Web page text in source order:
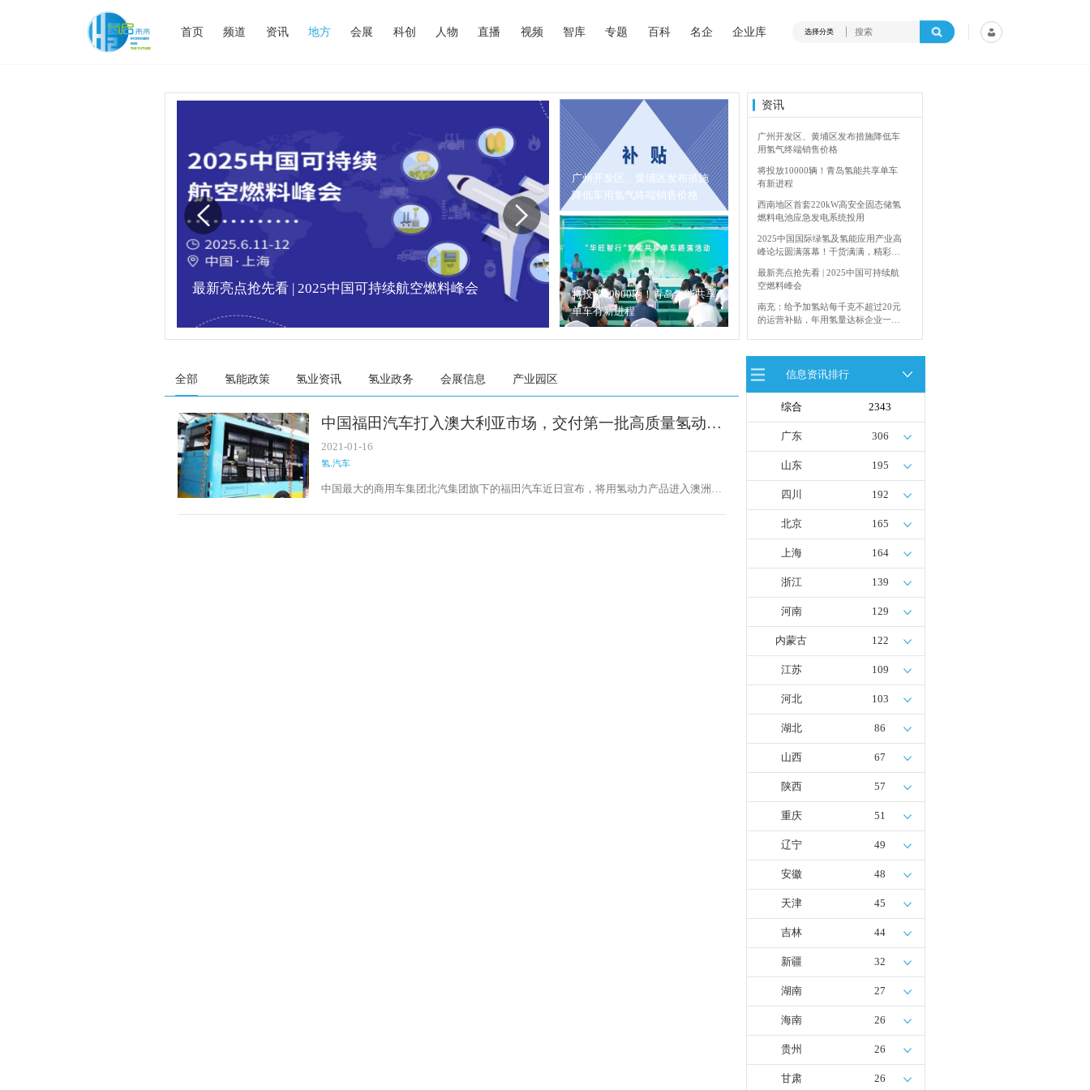
首页 频道 资讯 地方 会展 科创 人物 直播 视频 智库 专题 百科 名企 企业库 选择分类
最新亮点抢先看 | 2025中国可持续航空燃料峰会 内蒙古能源局：2024年加快建设输氢管道网络
广州开发区、黄埔区发布措施
降低车用氢气终端销售价格
将投放10000辆！青岛氢能共享
单车有新进程
资讯
广州开发区、黄埔区发布措施降低车
用氢气终端销售价格
将投放10000辆！青岛氢能共享单车
有新进程
西南地区首套220kW高安全固态储氢
燃料电池应急发电系统投用
2025中国国际绿氢及氢能应用产业高
峰论坛圆满落幕！干货满满，精彩瞬
最新亮点抢先看 | 2025中国可持续航
空燃料峰会
南充：给予加氢站每千克不超过20元
的运营补贴，年用氢量达标企业一次
青岛氢能新跨越：海德利森携手打造
全球首台套！240吨氢能矿用刚性自
发成果验收工作会议在呼伦贝尔举行
新疆俊瑞温宿规模化制绿氢项目开工
仪式在温宿县成功举办
荷兰氢能产业联盟到访天德工业装
能产业发展举办交流会
全部 氢能政策 氢业资讯 氢业政务 会展信息 产业园区
中国福田汽车打入澳大利亚市场，交付第一批高质量氢动力
巴士
2021-01-16
氢.汽车
中国最大的商用车集团北汽集团旗下的福田汽车近日宣布，将用氢动力产品进入澳洲巴
信息资讯排行
综合 2343
广东 306
山东 195
四川 192
北京 165
上海 164
浙江 139
河南 129
内蒙古 122
江苏 109
河北 103
湖北 86
山西 67
陕西 57
重庆 51
辽宁 49
安徽 48
天津 45
吉林 44
新疆 32
湖南 27
海南 26
贵州 26
甘肃 26